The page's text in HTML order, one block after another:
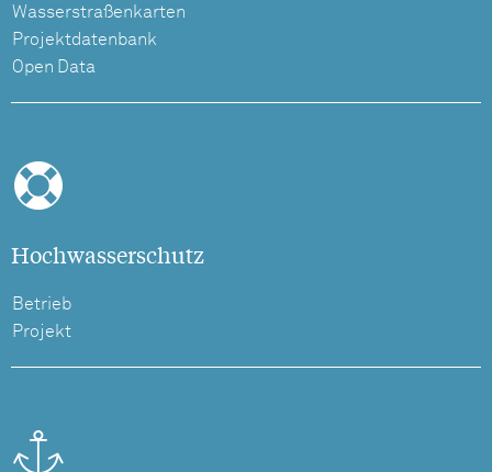
Wasserstraßenkarten
Projektdatenbank
Open Data
Hochwasserschutz
Betrieb
Projekt